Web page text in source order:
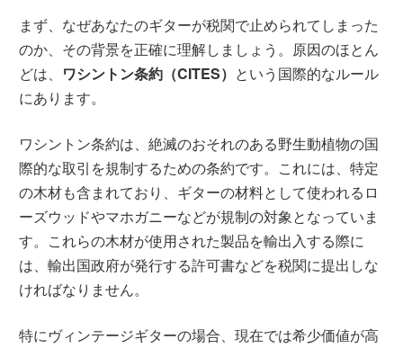
まず、なぜあなたのギターが税関で止められてしまった
のか、その背景を正確に理解しましょう。原因のほとん
どは、 ワシントン条約（CITES） という国際的なルール
にあります。
ワシントン条約は、絶滅のおそれのある野生動植物の国
際的な取引を規制するための条約です。これには、特定
の木材も含まれており、ギターの材料として使われるロ
ーズウッドやマホガニーなどが規制の対象となっていま
す。これらの木材が使用された製品を輸出入する際に
は、輸出国政府が発行する許可書などを税関に提出しな
ければなりません。
特にヴィンテージギターの場合、現在では希少価値が高